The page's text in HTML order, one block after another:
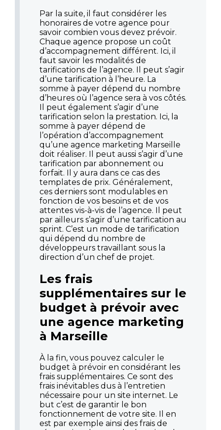
Par la suite, il faut considérer les
honoraires de votre agence pour
savoir combien vous devez prévoir.
Chaque agence propose un coût
d’accompagnement différent. Ici, il
faut savoir les modalités de
tarifications de l’agence. Il peut s’agir
d’une tarification à l’heure. La
somme à payer dépend du nombre
d’heures où l’agence sera à vos côtés.
Il peut également s’agir d’une
tarification selon la prestation. Ici, la
somme à payer dépend de
l’opération d’accompagnement
qu’une agence marketing Marseille
doit réaliser. Il peut aussi s’agir d’une
tarification par abonnement ou
forfait. Il y aura dans ce cas des
templates de prix. Généralement,
ces derniers sont modulables en
fonction de vos besoins et de vos
attentes vis-à-vis de l’agence. Il peut
par ailleurs s’agir d’une tarification au
sprint. C’est un mode de tarification
qui dépend du nombre de
développeurs travaillant sous la
direction d’un chef de projet.
Les frais
supplémentaires sur le
budget à prévoir avec
une agence marketing
à Marseille
À la fin, vous pouvez calculer le
budget à prévoir en considérant les
frais supplémentaires. Ce sont des
frais inévitables dus à l’entretien
nécessaire pour un site internet. Le
but c’est de garantir le bon
fonctionnement de votre site. Il en
est par exemple ainsi des frais de